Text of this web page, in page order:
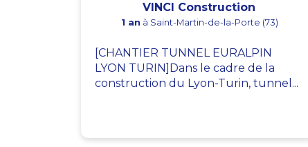
VINCI Construction
1 an à Saint-Martin-de-la-Porte (73)
[CHANTIER TUNNEL EURALPIN
LYON TURIN]Dans le cadre de la
construction du Lyon-Turin, tunnel...